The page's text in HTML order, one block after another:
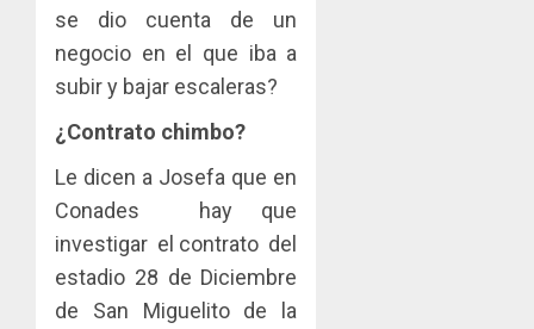
se dio cuenta de un
negocio en el que iba a
subir y bajar escaleras?
¿Contrato chimbo?
Le dicen a Josefa que en
Conades hay que
investigar el contrato del
estadio 28 de Diciembre
de San Miguelito de la